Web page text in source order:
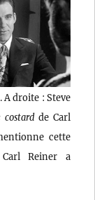
A droite : Steve
costardde Carl
cette
Carl Reiner a